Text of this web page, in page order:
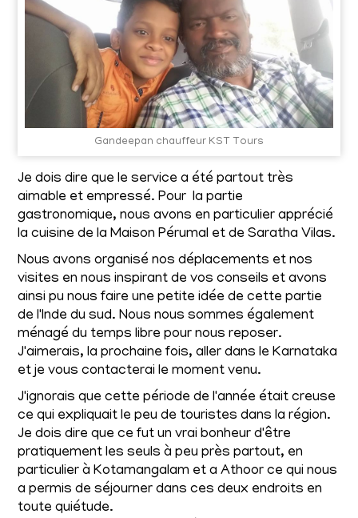
Gandeepan chauffeur KST Tours
Je dois dire que le service a été partout très
aimable et empressé. Pour la partie
gastronomique, nous avons en particulier apprécié
la cuisine de la Maison Pérumal et de Saratha Vilas.
Nous avons organisé nos déplacements et nos
visites en nous inspirant de vos conseils et avons
ainsi pu nous faire une petite idée de cette partie
de l'Inde du sud. Nous nous sommes également
ménagé du temps libre pour nous reposer.
J'aimerais, la prochaine fois, aller dans le Karnataka
et je vous contacterai le moment venu.
J'ignorais que cette période de l'année était creuse
ce qui expliquait le peu de touristes dans la région.
Je dois dire que ce fut un vrai bonheur d'être
pratiquement les seuls à peu près partout, en
particulier à Kotamangalam et a Athoor ce qui nous
a permis de séjourner dans ces deux endroits en
toute quiétude.